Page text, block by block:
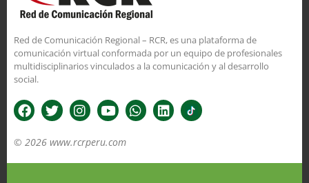
Red de Comunicación Regional – RCR, es una plataforma de
comunicación virtual conformada por un equipo de profesionales
multidisciplinarios vinculados a la comunicación y al desarrollo
social.
© 2026 www.rcrperu.com